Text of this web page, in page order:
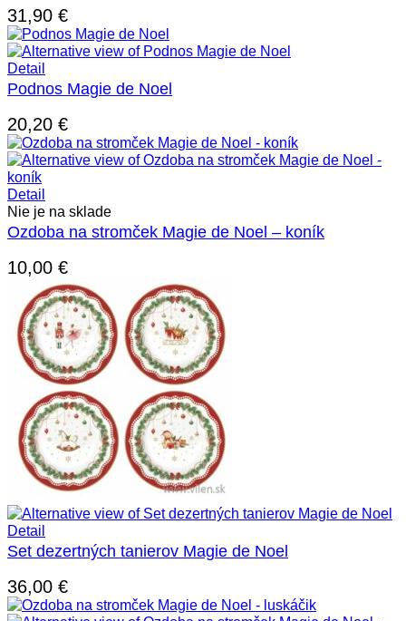
31,90 €
Detail
Podnos Magie de Noel
20,20 €
Detail
Nie je na sklade
Ozdoba na stromček Magie de Noel – koník
10,00 €
Detail
Set dezertných tanierov Magie de Noel
36,00 €